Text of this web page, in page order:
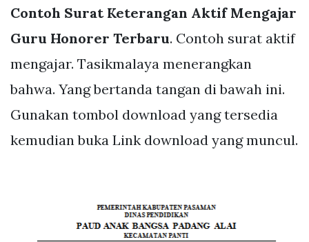
Contoh Surat Keterangan Aktif Mengajar
Guru Honorer Terbaru. Contoh surat aktif
mengajar. Tasikmalaya menerangkan
bahwa. Yang bertanda tangan di bawah ini.
Gunakan tombol download yang tersedia
kemudian buka Link download yang muncul.